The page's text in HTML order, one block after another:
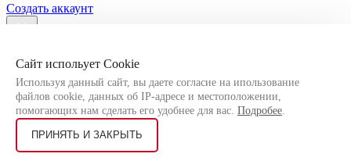
Создать аккаунт
Сайт испольует Cookie
Используя данный сайт, вы даете согласие на ипользование
файлов cookie, данных об IP-адресе и местоположении,
помогающих нам сделать его удобнее для вас. Подробее.
ПРИНЯТЬ И ЗАКРЫТЬ
Меню
ПОИСК
Каталог
Новинки